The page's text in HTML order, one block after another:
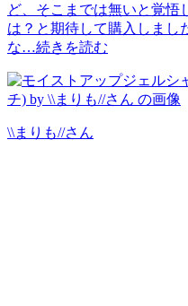
ど、そこまでは無いと覚悟
は？と期待して購入しまし
な…続きを読む
\\まりも//さん